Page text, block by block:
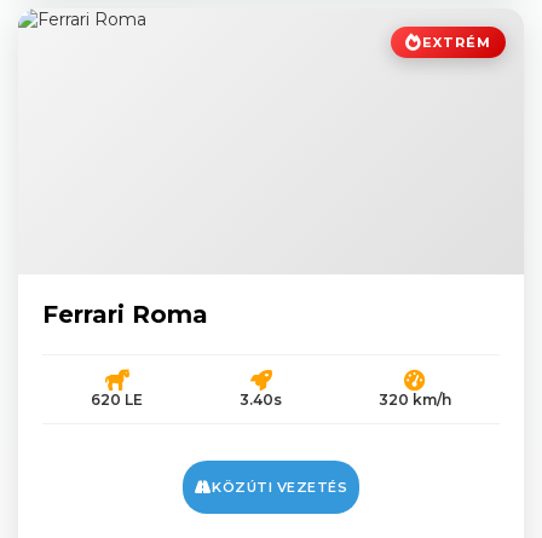
EXTRÉM
Ferrari Roma
620 LE 3.40s 320 km/h
KÖZÚTI VEZETÉS